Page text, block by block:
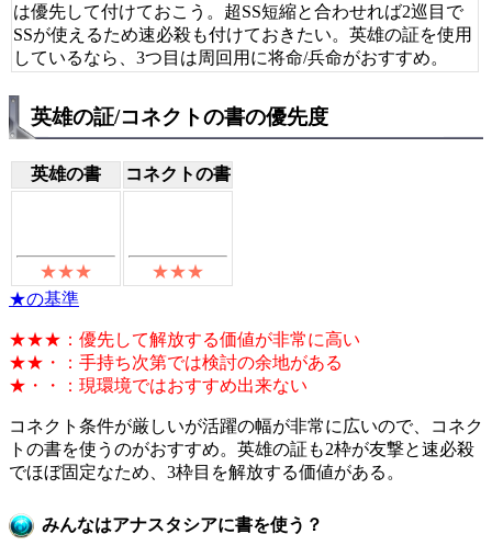
は優先して付けておこう。超SS短縮と合わせれば2巡目で
SSが使えるため速必殺も付けておきたい。英雄の証を使用
しているなら、3つ目は周回用に将命/兵命がおすすめ。
英雄の証/コネクトの書の優先度
英雄の書 コネクトの書
★の基準
★★★：優先して解放する価値が非常に高い
★★・：手持ち次第では検討の余地がある
★・・：現環境ではおすすめ出来ない
コネクト条件が厳しいが活躍の幅が非常に広いので、コネク
トの書を使うのがおすすめ。英雄の証も2枠が友撃と速必殺
でほぼ固定なため、3枠目を解放する価値がある。
みんなはアナスタシアに書を使う？